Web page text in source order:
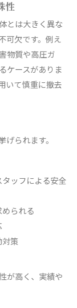
性
とは大きく異な
可欠です。例え
物質や高圧ガ
ケースがありま
いて慎重に撤去
られます。
ッフによる安全
られる
策
が高く、実績や